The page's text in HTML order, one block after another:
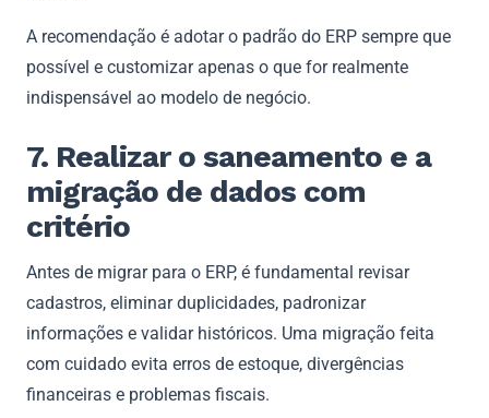
A recomendação é adotar o padrão do ERP sempre que
possível e customizar apenas o que for realmente
indispensável ao modelo de negócio.
7. Realizar o saneamento e a
migração de dados com
critério
Antes de migrar para o ERP, é fundamental revisar
cadastros, eliminar duplicidades, padronizar
informações e validar históricos. Uma migração feita
com cuidado evita erros de estoque, divergências
financeiras e problemas fiscais.